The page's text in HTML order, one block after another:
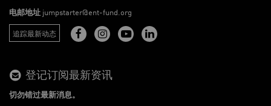
电邮地址 jumpstarter@ent-fund.org
追踪最新动态
登记订阅最新资讯
切勿错过最新消息。